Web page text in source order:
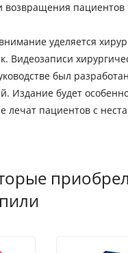
возвращения
уделяется
Видеозаписи
был
Издание будет
лечат пациентов с